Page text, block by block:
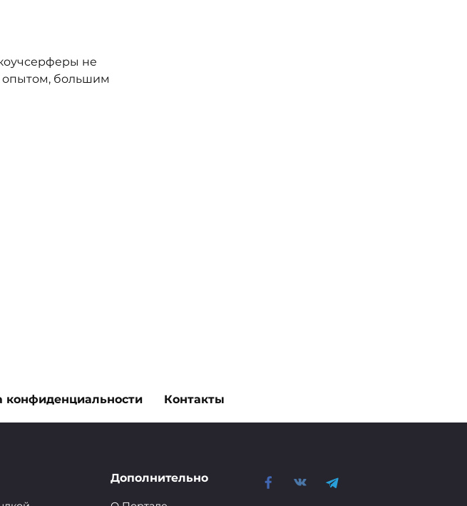
не
опытом, большим
конфиденциальности Контакты
Дополнительно